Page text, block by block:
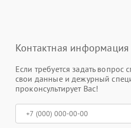
Контактная информация
Если требуется задать вопрос
свои данные и дежурный
проконсультирует Вас!